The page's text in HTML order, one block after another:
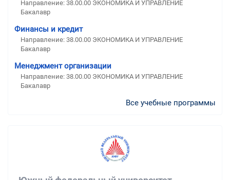
Направление: 38.00.00 ЭКОНОМИКА И УПРАВЛЕНИЕ
Бакалавр
Финансы и кредит
Направление: 38.00.00 ЭКОНОМИКА И УПРАВЛЕНИЕ
Бакалавр
Менеджмент организации
Направление: 38.00.00 ЭКОНОМИКА И УПРАВЛЕНИЕ
Бакалавр
Все учебные программы